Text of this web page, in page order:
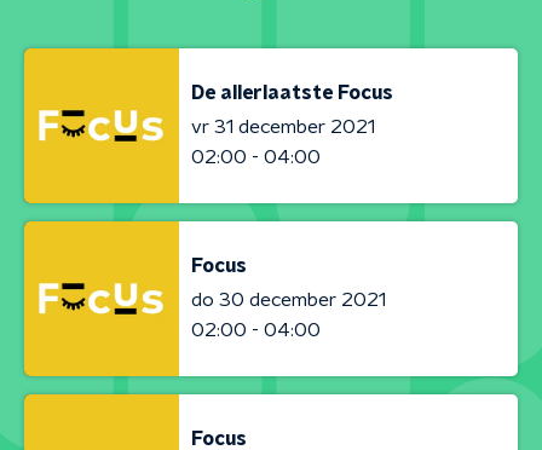
De allerlaatste Focus
vr 31 december 2021
02:00 - 04:00
Focus
do 30 december 2021
02:00 - 04:00
Focus